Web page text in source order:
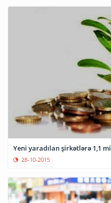
Yeni yaradılan şirkətlərə 1,1
28-10-2015